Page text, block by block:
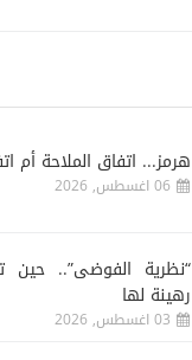
هرمز... اتفاق الملاحة أم
06 اغسطس, 2026
“نظرية الفوضى”.. حين
رهينة لها
03 اغسطس, 2026